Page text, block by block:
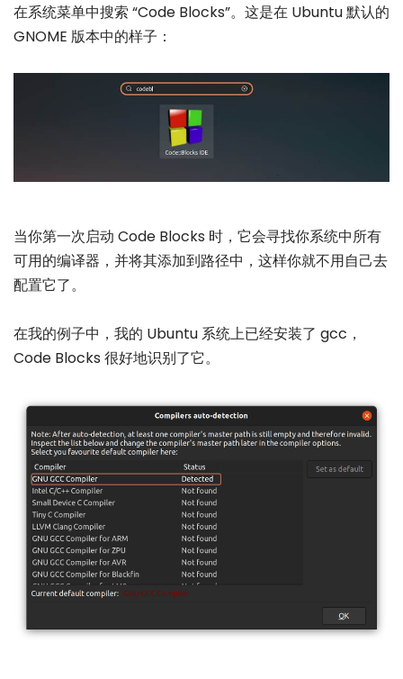
在系统菜单中搜索 “Code Blocks”。这是在 Ubuntu 默认的
GNOME 版本中的样子：
当你第一次启动 Code Blocks 时，它会寻找你系统中所有
可用的编译器，并将其添加到路径中，这样你就不用自己去
配置它了。
在我的例子中，我的 Ubuntu 系统上已经安装了 gcc，
Code Blocks 很好地识别了它。